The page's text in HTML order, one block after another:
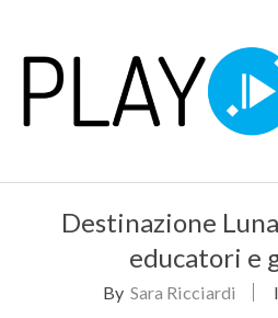
content
P
NavigationDestinazione
educatori e
By Sara Ricciardi